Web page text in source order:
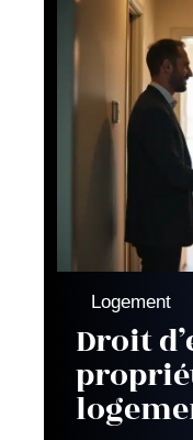
Logement
Droit